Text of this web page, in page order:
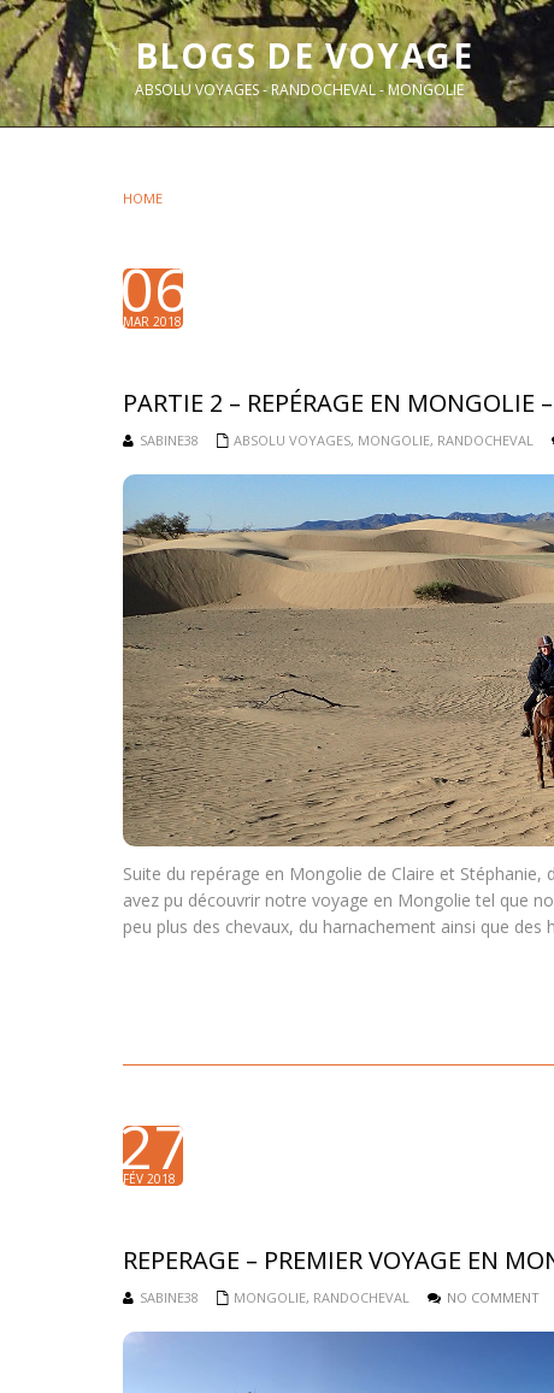
BLOGS DE VOYAGE
ABSOLU VOYAGES - RANDOCHEVAL - MONGOLIE
HOME
06
MAR 2018
PARTIE 2 – REPÉRAGE EN MONGOLIE
SABINE38 ABSOLU VOYAGES, MONGOLIE, RANDOCHEVAL
Suite du repérage en Mongolie de Claire et Stéphanie,
avez pu découvrir notre voyage en Mongolie tel que
peu plus des chevaux, du harnachement ainsi que
27
FÉV 2018
REPERAGE – PREMIER VOYAGE EN
SABINE38 MONGOLIE, RANDOCHEVAL NO COMMENT